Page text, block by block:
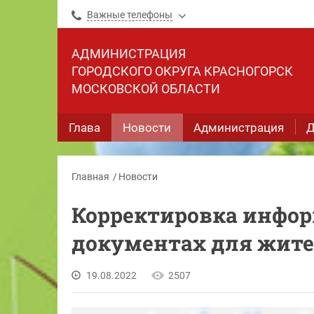
Важные телефоны
АДМИНИСТРАЦИЯ
ГОРОДСКОГО ОКРУГА КРАСНОГОРСК
МОСКОВСКОЙ ОБЛАСТИ
Глава Новости Администрация
Главная Новости
Корректировка
документах для
19.08.2022 2507